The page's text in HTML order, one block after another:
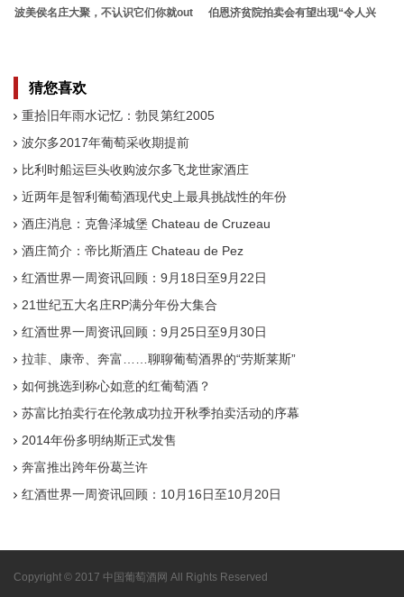
波美侯名庄大聚，不认识它们你就out
伯恩济贫院拍卖会有望出现“令人兴
猜您喜欢
重拾旧年雨水记忆：勃艮第红2005
波尔多2017年葡萄采收期提前
比利时船运巨头收购波尔多飞龙世家酒庄
近两年是智利葡萄酒现代史上最具挑战性的年份
酒庄消息：克鲁泽城堡 Chateau de Cruzeau
酒庄简介：帝比斯酒庄 Chateau de Pez
红酒世界一周资讯回顾：9月18日至9月22日
21世纪五大名庄RP满分年份大集合
红酒世界一周资讯回顾：9月25日至9月30日
拉菲、康帝、奔富……聊聊葡萄酒界的“劳斯莱斯”
如何挑选到称心如意的红葡萄酒？
苏富比拍卖行在伦敦成功拉开秋季拍卖活动的序幕
2014年份多明纳斯正式发售
奔富推出跨年份葛兰许
红酒世界一周资讯回顾：10月16日至10月20日
Copyright © 2017 中国葡萄酒网 All Rights Reserved